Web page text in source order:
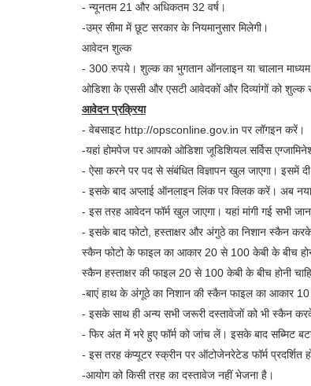
- न्यूनतम 21 और अधिकतम 32 वर्ष।
-उम्र सीमा में छूट सरकार के नियमानुसार मिलेगी।
आवेदन शुल्क
- 300 रुपये। शुल्क का भुगतान ऑनलाइन या चालान
ओडिशा के एससी और एसटी आवेदकों और दिव्यांगों को
आवेदन प्रक्रिया
- वेबसाइट http://opsconline.gov.in पर लॉगइन करें।
-यहां होमपेज पर आपको ओडिशा जूडिशियल सर्विस
- ऐसा करने पर पद से संबंधित विज्ञापन खुल जाएगा। इसमें
- इसके बाद अप्लाई ऑनलाइन लिंक पर क्लिक करें। अब
- इस तरह आवेदन फॉर्म खुल जाएगा। यहां मांगी गई सभी
- इसके बाद फोटो, हस्ताक्षर और अंगुठे का निशान स्कैन
स्कैन फोटो के फाइल का आकार 20 से 100 केबी के बीच
स्कैन हस्ताक्षर की फाइल 20 से 100 केबी के बीच होनी
-बाएं हाथ के अंगूठे का निशान की स्कैन फाइल का आकार 10
- इसके साथ ही अन्य सभी जरूरी दस्तावेजों को भी स्कैन
- फिर अंत में भरे हुए फॉर्म को जांच लें। इसके बाद सब्मिट
- इस तरह कंप्यूटर स्क्रीन पर ऑटोजेनरेटेड फॉर्म प्रदर्शित
-आयोग को किसी तरह का दस्तावेज नहीं भेजना है।